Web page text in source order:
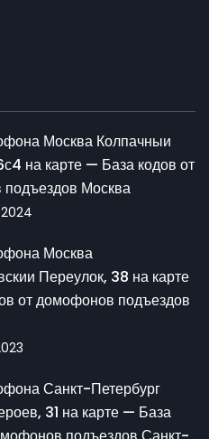
Москва Колпачныи
на карте — База кодов от
Москва
Москва
Переулок, 38 на карте
от домофонов подъездов
Санкт-Петербург
31 на карте — База